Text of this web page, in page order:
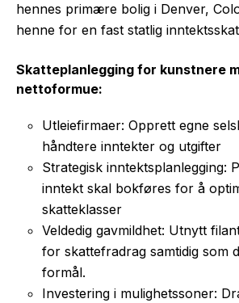
hennes primære bolig i Denver,
henne for en fast statlig
Skatteplanlegging for kunstnere
nettoformue:
Utleiefirmaer: Opprett egne
håndtere inntekter og utgifter
Strategisk inntektsplanlegging:
inntekt skal bokføres for å
skatteklasser
Veldedig gavmildhet: Utnytt
for skattefradrag samtidig som
formål.
Investering i mulighetssoner: